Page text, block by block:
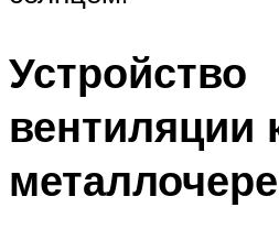
Устройство
вентиляции